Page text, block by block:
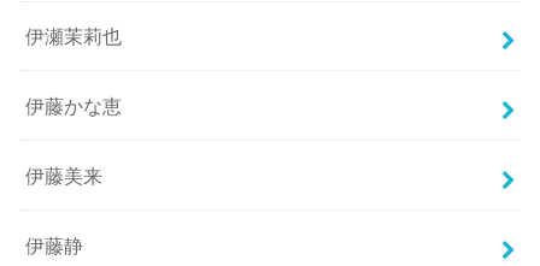
伊瀬茉莉也
伊藤かな恵
伊藤美来
伊藤静